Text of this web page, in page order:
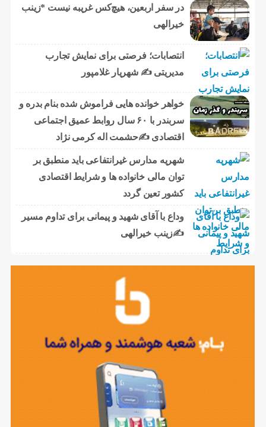
در سفر اربعین، هیچ‌کس غریبه نیست *زینب
خیرالهی
انتصابات؛ فرصتی برای نمایش تجارب
مدیریتی ✍ شهریار غلامپور
خواهر خوانده هایی فراموش شده بنام بدره و
سربندر با ۶۰ سال روابط عمیق اجتماعی
اقتصادی ✍حشمت اله کرمی نژاد
شهریه مدارس غیرانتفاعی باید منطبق بر
توان مالی خانواده ها و شرایط اقتصادی
کشور تعین گردد
وداع با آقای شهید و پیمانی برای تداوم مسیر
✍زینب خیرالهی